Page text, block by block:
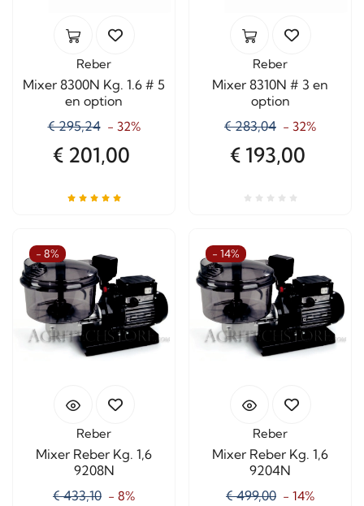
Reber
Mixer 8300N Kg. 1.6 # 5
en option
€ 295,24 - 32%
€ 201,00
Reber
Mixer 8310N # 3 en
option
€ 283,04 - 32%
€ 193,00
- 8%
Reber
Mixer Reber Kg. 1,6
9208N
€ 433,10 - 8%
- 14%
Reber
Mixer Reber Kg. 1,6
9204N
€ 499,00 - 14%